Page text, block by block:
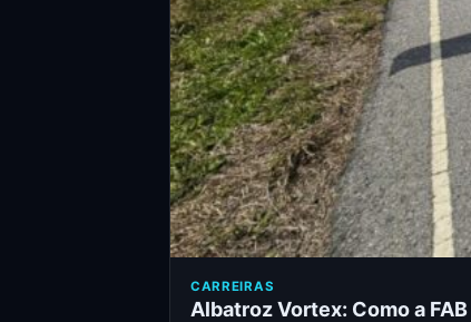
CARREIRAS
Albatroz Vortex: Como a